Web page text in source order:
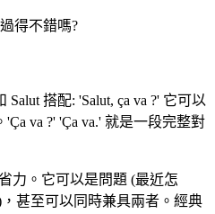
得不錯嗎?
搭配: 'Salut, ça va ?' 它可以
va ?' 'Ça va.' 就是一段完整對
力。它可以是問題 (最近怎
甚至可以同時兼具兩者。經典